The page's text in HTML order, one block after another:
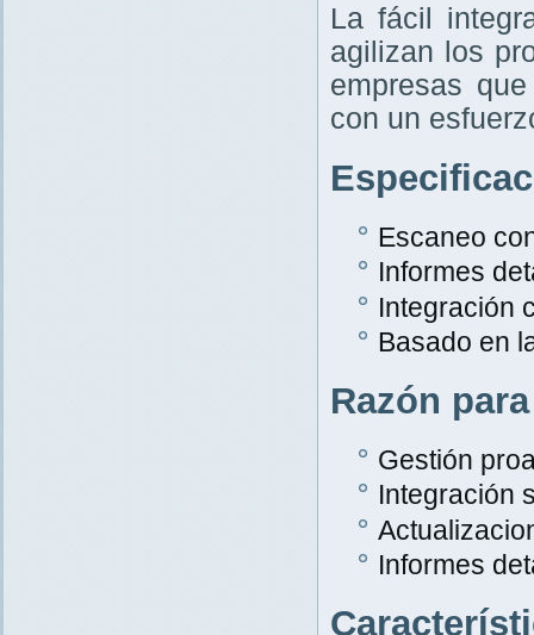
La fácil
agilizan los
empresas
con un
Escaneo
Informes
Integración
Basado en
Razón
Gestión
Integración
Informes